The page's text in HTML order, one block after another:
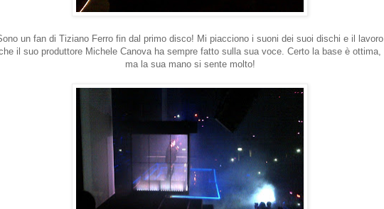
un fan di Tiziano Ferro fin dal primo disco! Mi piacciono i suoni dei suoi dischi e il lavoro
il suo produttore Michele Canova ha sempre fatto sulla sua voce. Certo la base è ottima,
ma la sua mano si sente molto!